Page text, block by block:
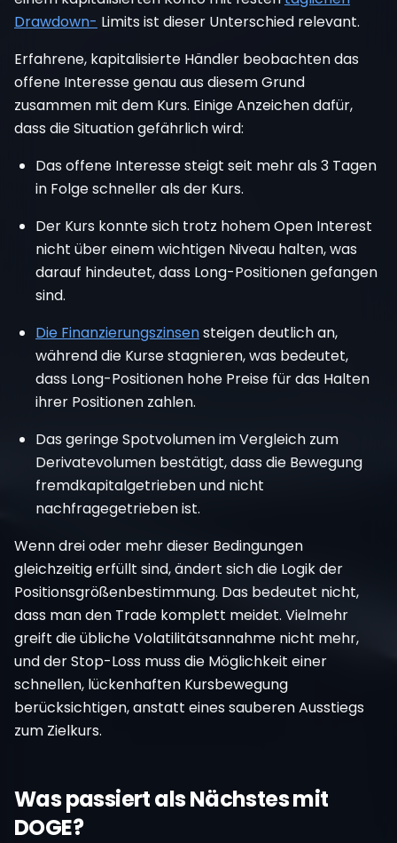
Drawdown- Limits ist dieser Unterschied relevant.
Erfahrene, kapitalisierte Händler beobachten das
offene Interesse genau aus diesem Grund
zusammen mit dem Kurs. Einige Anzeichen dafür,
dass die Situation gefährlich wird:
Das offene Interesse steigt seit mehr als 3 Tagen
in Folge schneller als der Kurs.
Der Kurs konnte sich trotz hohem Open Interest
nicht über einem wichtigen Niveau halten, was
darauf hindeutet, dass Long-Positionen gefangen
sind.
Die Finanzierungszinsensteigen deutlich an,
während die Kurse stagnieren, was bedeutet,
dass Long-Positionen hohe Preise für das Halten
ihrer Positionen zahlen.
Das geringe Spotvolumen im Vergleich zum
Derivatevolumen bestätigt, dass die Bewegung
fremdkapitalgetrieben und nicht
nachfragegetrieben ist.
Wenn drei oder mehr dieser Bedingungen
gleichzeitig erfüllt sind, ändert sich die Logik der
Positionsgrößenbestimmung. Das bedeutet nicht,
dass man den Trade komplett meidet. Vielmehr
greift die übliche Volatilitätsannahme nicht mehr,
und der Stop-Loss muss die Möglichkeit einer
schnellen, lückenhaften Kursbewegung
berücksichtigen, anstatt eines sauberen Ausstiegs
zum Zielkurs.
Was passiert als Nächstes mit
DOGE?